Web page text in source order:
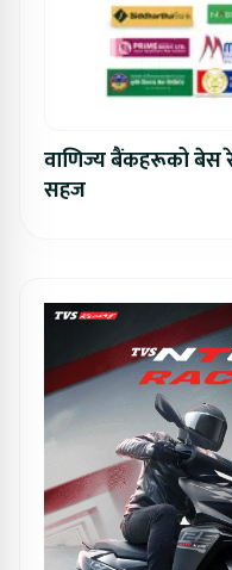
वाणिज्य बैंकहरूको बेस
सहज